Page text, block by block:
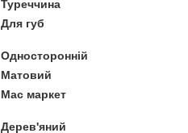
Туреччина
Для губ
Односторонній
Матовий
Мас маркет
Дерев'яний